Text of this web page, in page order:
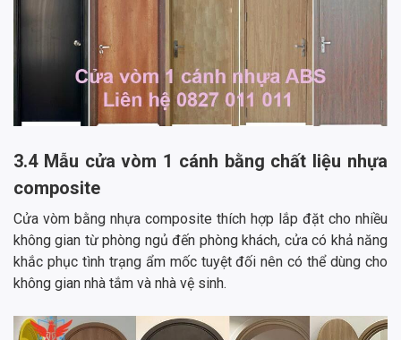
3.4 Mẫu cửa vòm 1 cánh bằng chất liệu nhựa
composite
Cửa vòm bằng nhựa composite thích hợp lắp đặt cho nhiều
không gian từ phòng ngủ đến phòng khách, cửa có khả năng
khắc phục tình trạng ẩm mốc tuyệt đối nên có thể dùng cho
không gian nhà tắm và nhà vệ sinh.